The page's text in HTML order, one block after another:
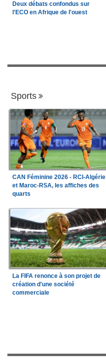
Deux débats confondus sur
l'ECO en Afrique de l'ouest
Sports
CAN Féminine 2026 - RCI-Algérie
et Maroc-RSA, les affiches des
quarts
La FIFA renonce à son projet de
création d'une société
commerciale